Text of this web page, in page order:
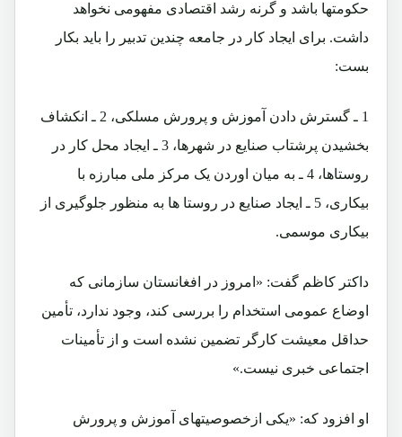
حکومتها باشد و گرنه رشد اقتصادی مفهومی نخواهد
داشت. برای ایجاد کار در جامعه چندین تدبیر را باید بکار
بست:
1 ـ گسترش دادن آموزش و پرورش مسلکی، 2 ـ انکشاف
بخشیدن پرشتاب صنایع در شهرها، 3 ـ ایجاد محل کار در
روستاها، 4 ـ به میان اوردن یک مرکز ملی مبارزه با
بیکاری، 5 ـ ایجاد صنایع در روستا ها به منظور جلوگیری از
بیکاری موسمی.
داکتر کاظم گفت: «امروز در افغانستان سازمانی که
اوضاع عمومی استخدام را بررسی کند، وجود ندارد، تأمین
حداقل معیشت کارگر تضمین نشده است و از تأمینات
اجتماعی خبری نیست.»
او افزود که: «یکی ازخصوصیتهای آموزش و پرورش